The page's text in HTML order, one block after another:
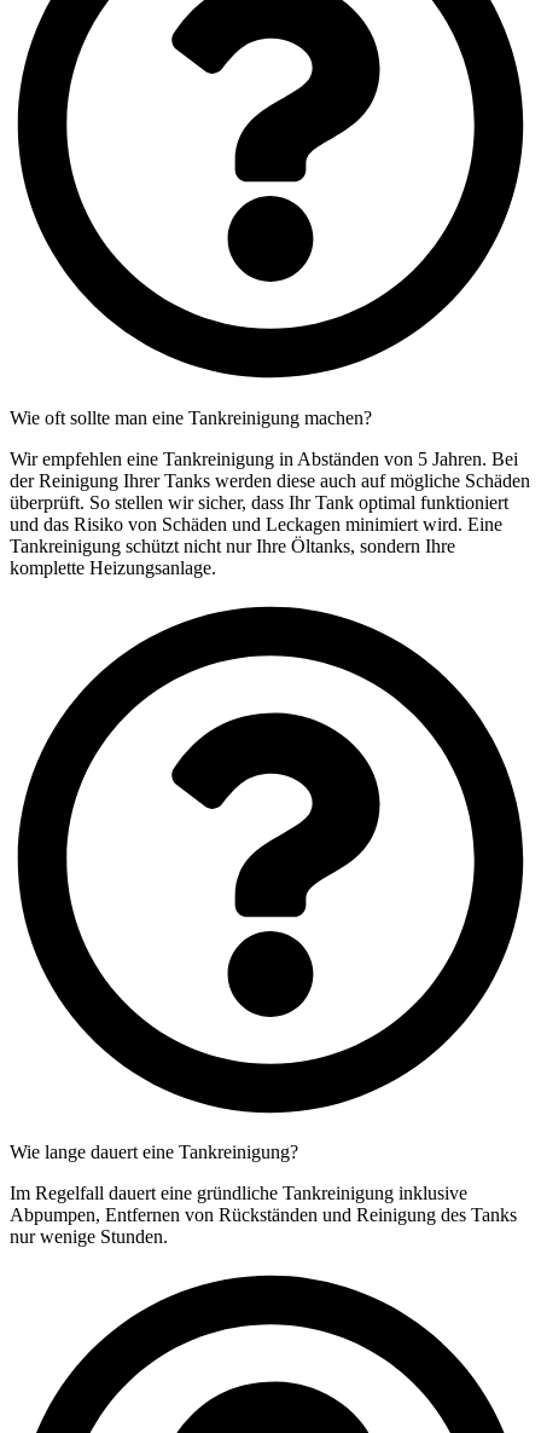
Wie oft sollte man eine Tankreinigung machen?
Wir empfehlen eine Tankreinigung in Abständen von 5 Jahren. Bei
der Reinigung Ihrer Tanks werden diese auch auf mögliche Schäden
überprüft. So stellen wir sicher, dass Ihr Tank optimal funktioniert
und das Risiko von Schäden und Leckagen minimiert wird. Eine
Tankreinigung schützt nicht nur Ihre Öltanks, sondern Ihre
komplette Heizungsanlage.
Wie lange dauert eine Tankreinigung?
Im Regelfall dauert eine gründliche Tankreinigung inklusive
Abpumpen, Entfernen von Rückständen und Reinigung des Tanks
nur wenige Stunden.